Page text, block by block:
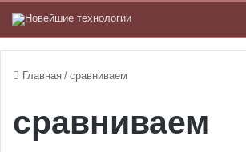
Главная / сравниваем
сравниваем